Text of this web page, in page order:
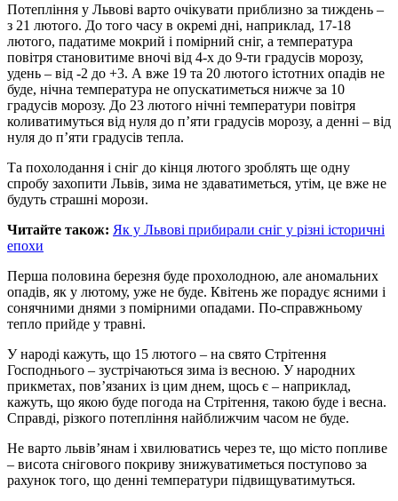
Потепління у Львові варто очікувати приблизно за тиждень –
з 21 лютого. До того часу в окремі дні, наприклад, 17-18
лютого, падатиме мокрий і помірний сніг, а температура
повітря становитиме вночі від 4-х до 9-ти градусів морозу,
удень – від -2 до +3. А вже 19 та 20 лютого істотних опадів не
буде, нічна температура не опускатиметься нижче за 10
градусів морозу. До 23 лютого нічні температури повітря
коливатимуться від нуля до п’яти градусів морозу, а денні – від
нуля до п’яти градусів тепла.
Та похолодання і сніг до кінця лютого зроблять ще одну
спробу захопити Львів, зима не здаватиметься, утім, це вже не
будуть страшні морози.
Читайте також: Як у Львові прибирали сніг у різні історичні
епохи
Перша половина березня буде прохолодною, але аномальних
опадів, як у лютому, уже не буде. Квітень же порадує ясними і
сонячними днями з помірними опадами. По-справжньому
тепло прийде у травні.
У народі кажуть, що 15 лютого – на свято Стрітення
Господнього – зустрічаються зима із весною. У народних
прикметах, пов’язаних із цим днем, щось є – наприклад,
кажуть, що якою буде погода на Стрітення, такою буде і весна.
Справді, різкого потепління найближчим часом не буде.
Не варто львів’янам і хвилюватись через те, що місто попливе
– висота снігового покриву знижуватиметься поступово за
рахунок того, що денні температури підвищуватимуться.